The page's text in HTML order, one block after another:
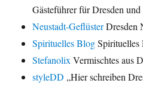
Gästeführer für Dresden
Neustadt-GeflüsterDresden
Spirituelles BlogSpirituelles
StefanolixVermischtes aus
styleDD „Hier schreiben